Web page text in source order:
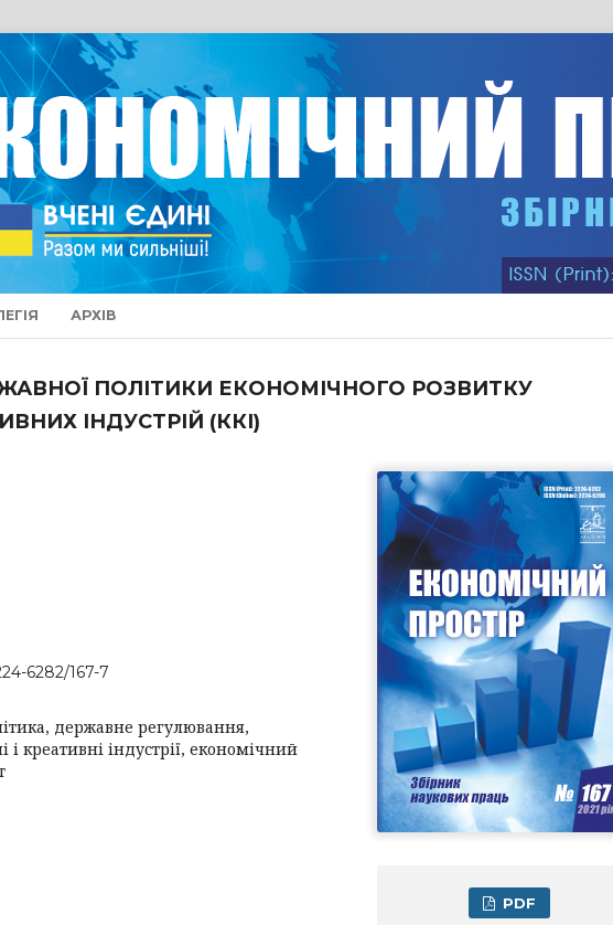
АРХІВ
ПОЛІТИКИ ЕКОНОМІЧНОГО РОЗВИТКУ
ІНДУСТРІЙ (ККІ)
6282/167-7
державне регулювання,
і креативні індустрії, економічний
PDF